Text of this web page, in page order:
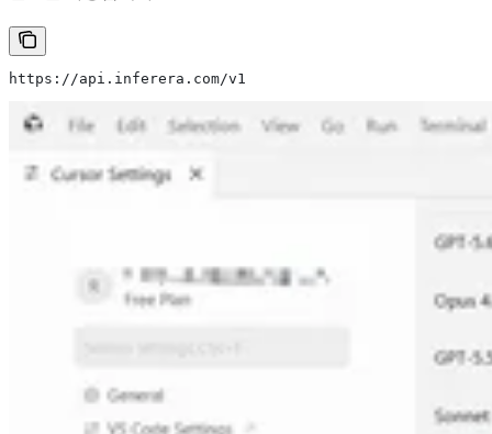
https://api.inferera.com/v1